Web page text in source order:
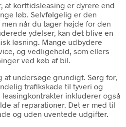
at korttidsleasing er dyrere end
løb. Selvfølgelig er den
når du tager højde for den
ydelser, kan det blive en
løsning. Mange udbydere
og vedligehold, som ellers
ved køb af bil.
at undersøge grundigt. Sørg for,
trafikskade til tyveri og
inkluderer også
af reparationer. Det er med til
og uden uventede udgifter.